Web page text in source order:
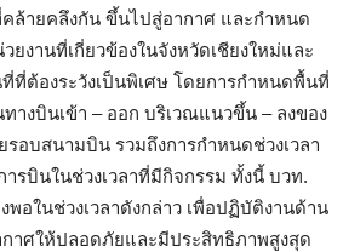
ล้ายคลึงกัน ขึ้นไปสู่อากาศ และกำหนด
งานที่เกี่ยวข้องในจังหวัดเชียงใหม่และ
ที่ต้องระวังเป็นพิเศษ โดยการกำหนดพื้นที่
างบินเข้า – ออก บริเวณแนวขึ้น – ลงของ
รอบสนามบิน รวมถึงการกำหนดช่วงเวลา
ารบินในช่วงเวลาที่มีกิจกรรม ทั้งนี้ บวท.
พอในช่วงเวลาดังกล่าว เพื่อปฏิบัติงานด้าน
กาศให้ปลอดภัยและมีประสิทธิภาพสูงสุด